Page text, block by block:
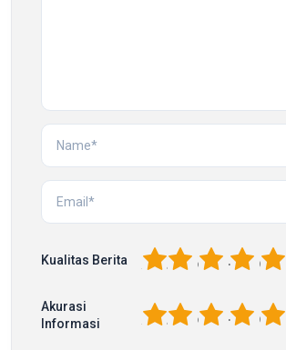
Kualitas Berita 5
4
3
2
Akurasi
Informasi
5
4
3
2